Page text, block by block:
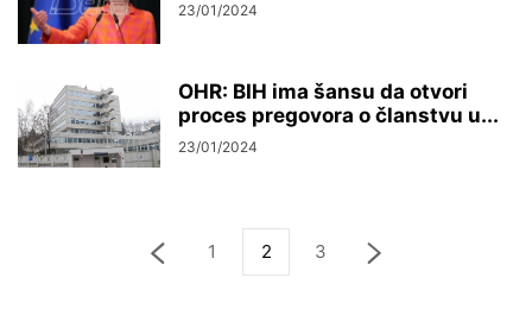
23/01/2024
OHR: BIH ima šansu da otvori
proces pregovora o članstvu u...
23/01/2024
1 2 3